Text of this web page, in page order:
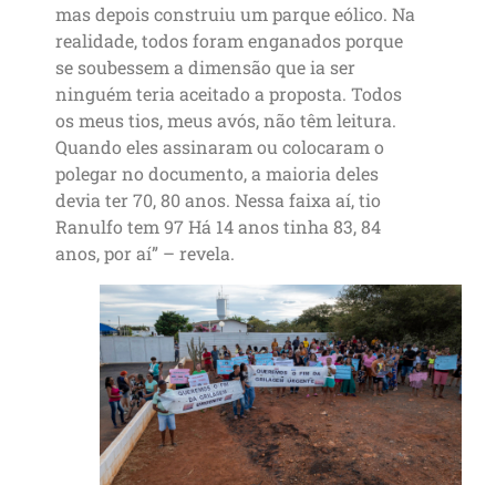
mas depois construiu um parque eólico. Na
realidade, todos foram enganados porque
se soubessem a dimensão que ia ser
ninguém teria aceitado a proposta. Todos
os meus tios, meus avós, não têm leitura.
Quando eles assinaram ou colocaram o
polegar no documento, a maioria deles
devia ter 70, 80 anos. Nessa faixa aí, tio
Ranulfo tem 97 Há 14 anos tinha 83, 84
anos, por aí” – revela.